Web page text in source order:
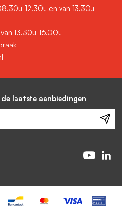
en van hoge kwaliteit
zult hebben.
12.30u en van 13.30u-
13.30u-16.00u
laatste aanbiedingen